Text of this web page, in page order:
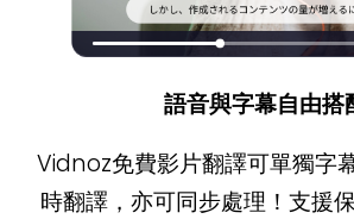
語音與字幕自由搭
Vidnoz免費影片翻譯可單獨字
時翻譯，亦可同步處理！支援